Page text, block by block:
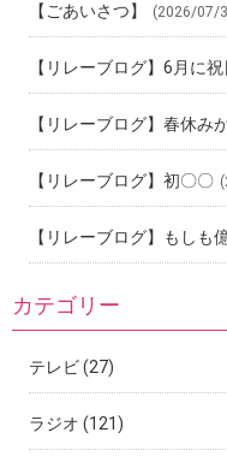
【ごあいさつ】 (2026/07/
【リレーブログ】6月に祝
【リレーブログ】春休み
【リレーブログ】初〇〇
【リレーブログ】もしも
カテゴリー
テレビ(27)
ラジオ (121)